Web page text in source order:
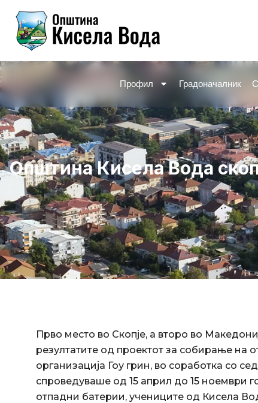
content
Профил Градоначалник
Општина Кисела Вода
Прво место во Скопје, а второ во
резултатите од проектот за собирање на
организација Гоу грин, во соработка со
спроведуваше од 15 април до 15 ноември
отпадни батерии, учениците од Кисела